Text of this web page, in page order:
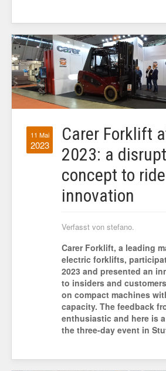
11 Mai
2023
Carer Forklift
2023: a
concept to ride
innovation
Verfasst von stefano.
Carer Forklift, a leading
electric forklifts,
2023 and presented an
to insiders and
on compact machines
capacity. The feedback
enthusiastic and here is
the three-day event in